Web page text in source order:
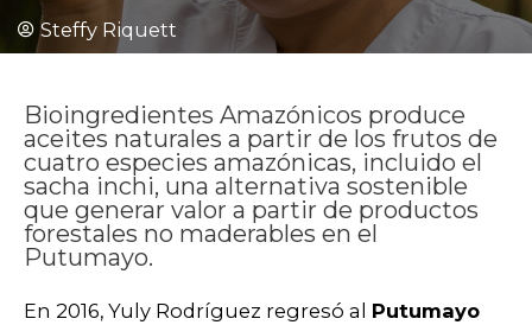
Steffy Riquett
Bioingredientes Amazónicos produce
aceites naturales a partir de los frutos de
cuatro especies amazónicas, incluido el
sacha inchi, una alternativa sostenible
que generar valor a partir de productos
forestales no maderables en el
Putumayo.
En 2016, Yuly Rodríguez regresó al Putumayo